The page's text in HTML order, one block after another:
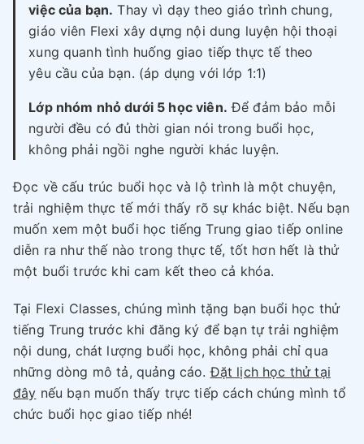
việc của bạn. Thay vì dạy theo giáo trình chung,
giáo viên Flexi xây dựng nội dung luyện hội thoại
xung quanh tình huống giao tiếp thực tế theo
yêu cầu của bạn. (áp dụng với lớp 1:1)
Lớp nhóm nhỏ dưới 5 học viên. Để đảm bảo mỗi
người đều có đủ thời gian nói trong buổi học,
không phải ngồi nghe người khác luyện.
Đọc về cấu trúc buổi học và lộ trình là một chuyện,
trải nghiệm thực tế mới thấy rõ sự khác biệt. Nếu bạn
muốn xem một buổi học tiếng Trung giao tiếp online
diễn ra như thế nào trong thực tế, tốt hơn hết là thử
một buổi trước khi cam kết theo cả khóa.
Tại Flexi Classes, chúng mình tặng bạn buổi học thử
tiếng Trung trước khi đăng ký để bạn tự trải nghiệm
nội dung, chát lượng buổi học, không phải chỉ qua
những dòng mô tả, quảng cáo.Đặt lịch học thử tại
đây nếu bạn muốn thấy trực tiếp cách chúng mình tổ
chức buổi học giao tiếp nhé!